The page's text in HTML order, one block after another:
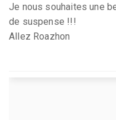
Je nous souhaites une
de suspense !!!
Allez Roazhon